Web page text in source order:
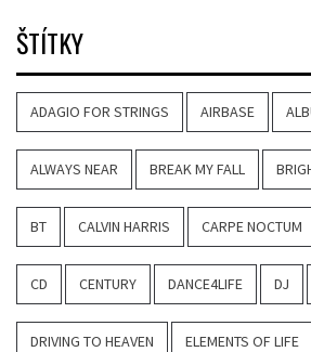
ŠTÍTKY
ADAGIO FOR STRINGS AIRBASE
ALWAYS NEAR BREAK MY FALL
BT CALVIN HARRIS CARPE NOCTUM
CD CENTURY DANCE4LIFE DJ
DRIVING TO HEAVEN ELEMENTS OF LIFE